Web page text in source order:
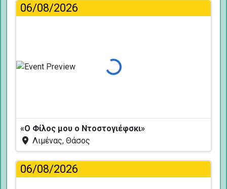
06/08/2026
Φόρτωση...
«Ο Φίλος μου ο Ντοστογιέφσκι»
Λιμένας, Θάσος
06/08/2026